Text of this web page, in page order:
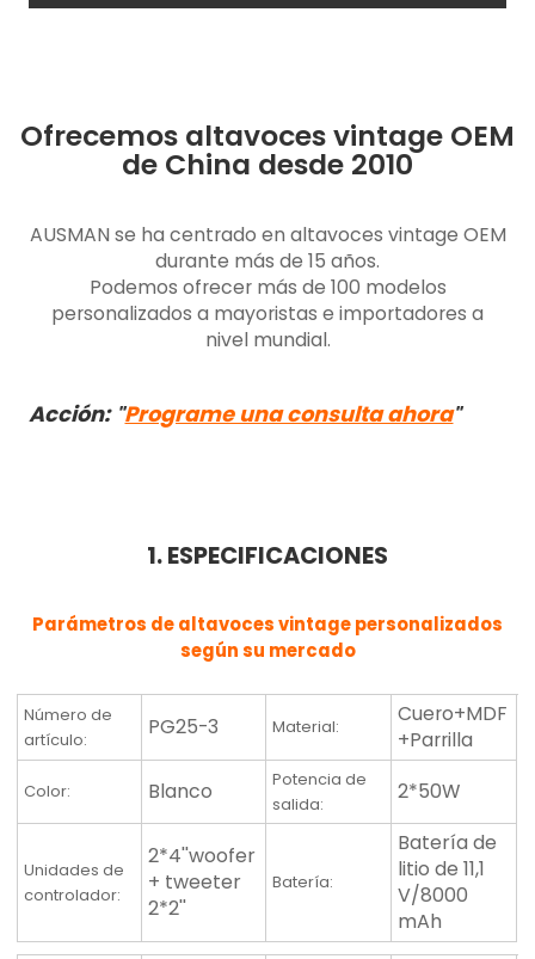
Ofrecemos altavoces vintage OEM
de China desde 2010
AUSMAN se ha centrado en altavoces vintage OEM
durante más de 15 años.
Podemos ofrecer más de 100 modelos
personalizados a mayoristas e importadores a
nivel mundial.
Acción: "Programe una consulta ahora"
1. ESPECIFICACIONES
Parámetros de altavoces vintage personalizados
según su mercado
Número de
artículo:
PG25-3 Material:
Cuero+MDF
+Parrilla
Color: Blanco
Potencia de
salida:
2*50W
Unidades de
controlador:
2*4''woofer
+ tweeter
2*2''
Batería:
Batería de
litio de 11,1
V/8000
mAh